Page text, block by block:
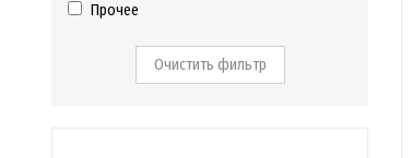
Прочее
Очистить фильтр